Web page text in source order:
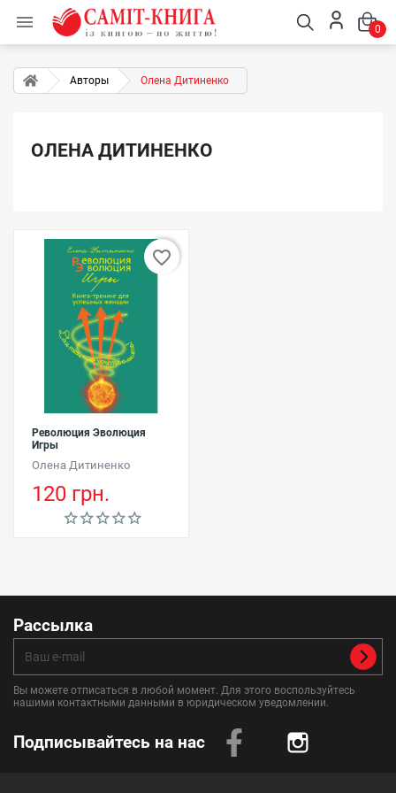
 0
Авторы Олена Дитиненко
ОЛЕНА ДИТИНЕНКО
Революция Эволюция
Игры
Олена Дитиненко
120 грн.
favorite_border
Рассылка
Вы можете отписаться в любой момент. Для этого воспользуйтесь
нашими контактными данными в юридическом уведомлении.
Подписывайтесь на нас